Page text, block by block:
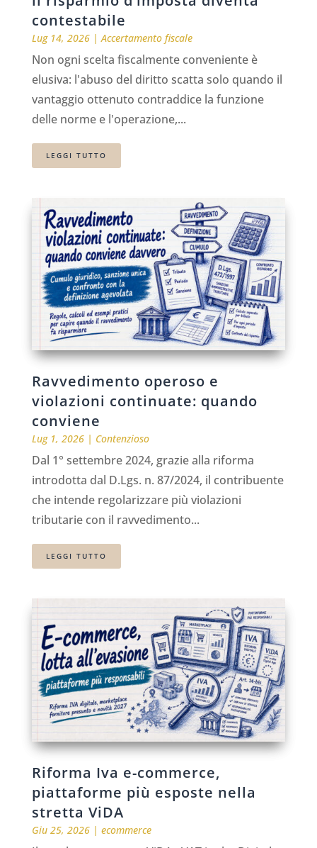
contestabile
Lug 14, 2026|Accertamento fiscale
Non ogni scelta fiscalmente conveniente è
elusiva: l'abuso del diritto scatta solo quando il
vantaggio ottenuto contraddice la funzione
delle norme e l'operazione,...
LEGGI TUTTO
Ravvedimento operoso e
violazioni continuate: quando
conviene
Lug 1, 2026| Contenzioso
Dal 1° settembre 2024, grazie alla riforma
introdotta dal D.Lgs. n. 87/2024, il contribuente
che intende regolarizzare più violazioni
tributarie con il ravvedimento...
LEGGI TUTTO
Riforma Iva e-commerce,
piattaforme più esposte nella
stretta ViDA
Giu 25, 2026| ecommerce